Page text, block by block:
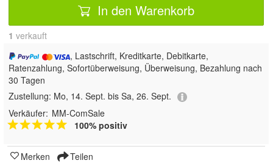
In den Warenkorb
1 verkauft
, Lastschrift, Kreditkarte, Debitkarte,
Ratenzahlung, Sofortüberweisung, Überweisung, Bezahlung nach
30 Tagen
Zustellung: Mo, 14. Sept. bis Sa, 26. Sept.
Verkäufer: MM-ComSale
100% positiv
Merken Teilen